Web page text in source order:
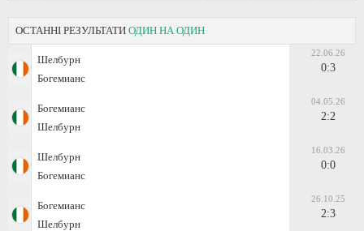
ОСТАННІ РЕЗУЛЬТАТИ ОДИН НА ОДИН
Шелбурн
Богемианс
22.06.26
0:3
Богемианс
Шелбурн
04.05.26
2:2
Шелбурн
Богемианс
16.03.26
0:0
Богемианс
Шелбурн
26.10.25
2:3